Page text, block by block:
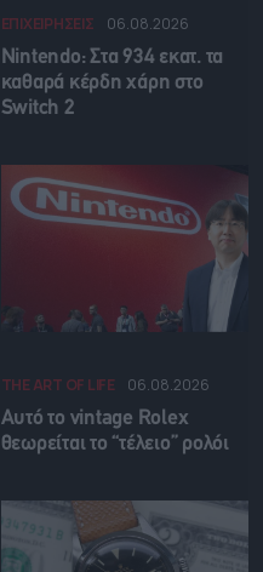
ΕΠΙΧΕΙΡΗΣΕΙΣ 06.08.2026
Nintendo: Στα 934 εκατ. τα
καθαρά κέρδη χάρη στο
Switch 2
THE ART OF LIFE 06.08.2026
Αυτό το vintage Rolex
θεωρείται το “τέλειο” ρολόι